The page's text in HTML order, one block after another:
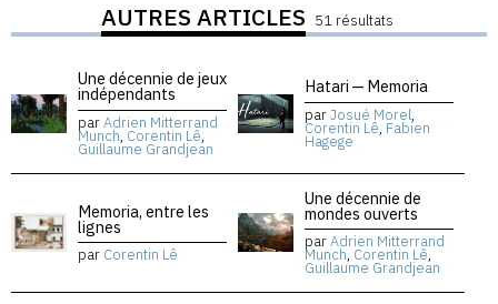
AUTRES ARTICLES 51 résultats
Une décennie de jeux
indépendants
parAdrien Mitterrand
Munch, Corentin Lê,
Guillaume Grandjean
Hatari — Memoria
parJosué Morel,
Corentin Lê, Fabien
Hagege
Memoria, entre les
lignes
par Corentin Lê
Une décennie de
mondes ouverts
parAdrien Mitterrand
Munch, Corentin Lê,
Guillaume Grandjean